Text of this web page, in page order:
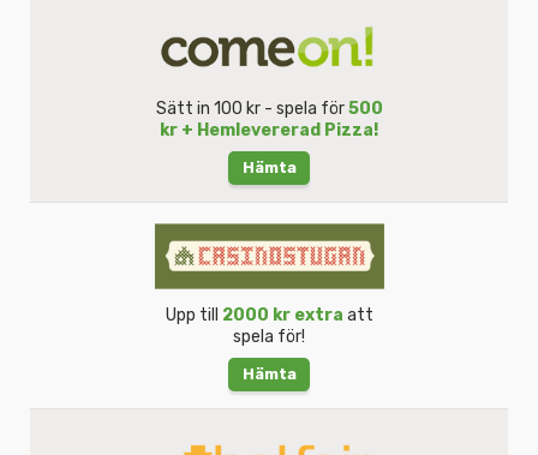
Sätt in 100 kr - spela för500
kr + Hemlevererad Pizza!
Hämta
Upp till 2000 kr extra att
spela för!
Hämta